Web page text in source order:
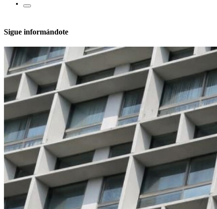
Sigue informándote